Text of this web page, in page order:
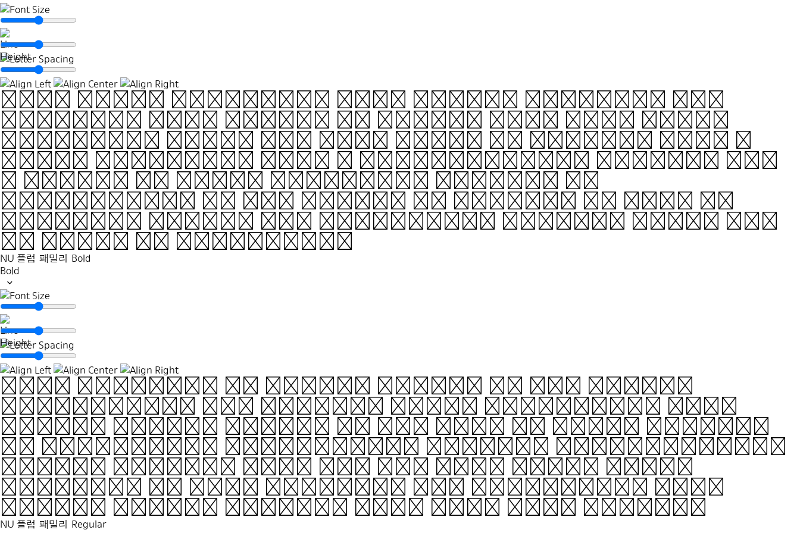
Clay comes together, fire passes through, and
ceramics take shape. At first, it’s just soft,
shapeless clay, but over time, it settles into a
solid form—just like a well-designed letter. For
a letter to stand properly, balance is
everything. If the center of gravity is off, it
wobbles, tilts, and eventually topples over. But
NU Plumb is different.
NU 플럼 패밀리 Bold
Bold
This typeface is solid. Thanks to its stable
proportions and weighty lower structure, each
letter stands firmly on its own. No shaky strokes
or precarious angles—just strong, well-grounded
forms. Letters like “T” and “V,” which often
struggle to stay upright, are reinforced with
clever design choices that keep them steady.
NU 플럼 패밀리 Regular